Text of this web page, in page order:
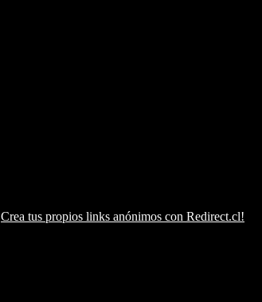
Crea tus propios links anónimos con Redirect.cl!